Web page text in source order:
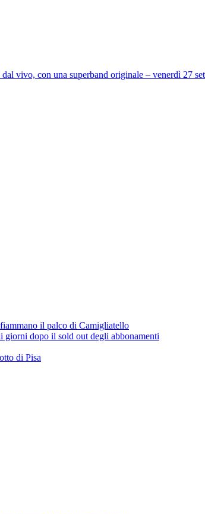
vivo, con una superband originale – venerdì 27
il palco di Camigliatello
dopo il sold out degli abbonamenti
di Pisa